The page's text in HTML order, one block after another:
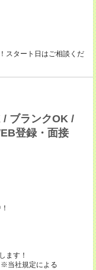
スタート日はご相談くだ
/ ブランクOK /
登録・面接
ます！
※当社規定による